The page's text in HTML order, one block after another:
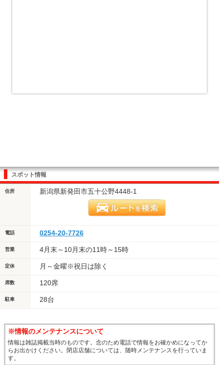
スポット情報
住所 新潟県新発田市五十公野4448-1
電話 0254-20-7726
営業 4月末～10月末の11時～15時
定休 月～金曜※祝日は除く
席数 120席
駐車 28台
※情報のメンテナンスについて
情報は雑誌掲載当時のものです。念のため電話で情報をお確かめになってか
らお出かけください。閉店店舗については、随時メンテナンスを行っていま
す。